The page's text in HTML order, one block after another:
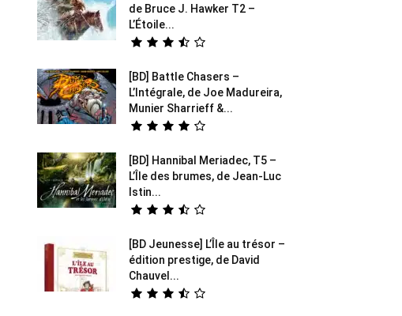
de Bruce J. Hawker T2 –
L’Étoile...
[BD] Battle Chasers –
L’Intégrale, de Joe Madureira,
Munier Sharrieff &...
[BD] Hannibal Meriadec, T5 –
L’Île des brumes, de Jean-Luc
Istin...
[BD Jeunesse] L’Île au trésor –
édition prestige, de David
Chauvel...